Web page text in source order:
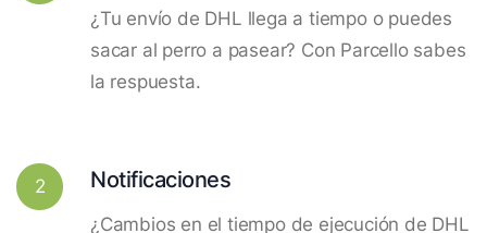
¿Tu envío de DHL llega a tiempo o puedes
sacar al perro a pasear? Con Parcello sabes
la respuesta.
2 Notificaciones
¿Cambios en el tiempo de ejecución de DHL